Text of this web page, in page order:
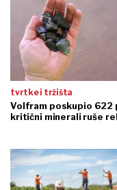
tvrtke i tržišta
Volfram poskupio 622
kritični minerali ruše